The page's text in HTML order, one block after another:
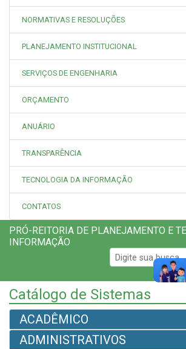
NORMATIVAS E RESOLUÇÕES
PLANEJAMENTO INSTITUCIONAL
SERVIÇOS DE ENGENHARIA
ORÇAMENTO
ANUÁRIO
TRANSPARÊNCIA
TECNOLOGIA DA INFORMAÇÃO
CONTATOS
PRÓ-REITORIA DE PLANEJAMENTO E
INFORMAÇÃO
Catálogo de Sistemas
ACADÊMICO
ADMINISTRATIVOS